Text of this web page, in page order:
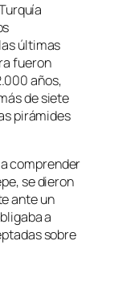
últimas
fueron
años,
de siete
pirámides
comprender
se dieron
ante un
a
sobre